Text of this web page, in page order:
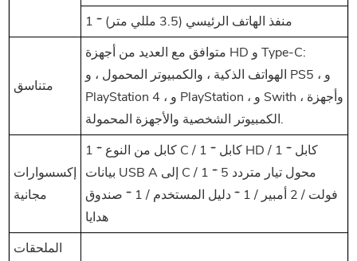
1 * منفذ الهاتف الرئيسي (3.5 مللي متر)
متناسق
متوافق مع العديد من أجهزة HD و Type-C:
الهواتف الذكية ، والكمبيوتر المحمول ، و PS5 ، و
PlayStation 4 ، و PlayStation ، و Swith ، وأجهزة
الكمبيوتر الشخصية والأجهزة المحمولة.
إكسسوارات
مجانية
1 * كابل من النوع C / 1 * كابل HD / 1 * كابل
بيانات USB A إلى C / 1 * محول تيار متردد 5
فولت / 2 أمبير / 1 * دليل المستخدم / 1 * صندوق
هدايا
الملحقات